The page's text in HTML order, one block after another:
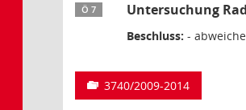
Ö 7 Untersuchung
Beschluss: -
3740/2009-2014